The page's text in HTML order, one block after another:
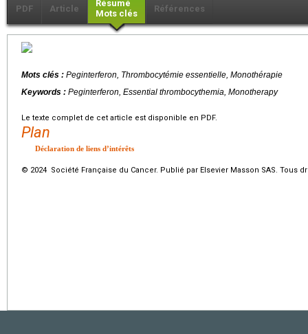
PDF Article
Résumé
Mots clés
Références
Mots clés : Peginterferon, Thrombocytémie essentielle, Monothérapie
Keywords : Peginterferon, Essential thrombocythemia, Monotherapy
Le texte complet de cet article est disponible en PDF.
Plan
Déclaration de liens d’intérêts
© 2024 Société Française du Cancer. Publié par Elsevier Masson SAS. Tous